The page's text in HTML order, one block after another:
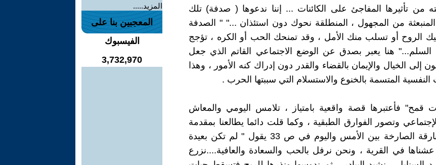
من تأثيرها المفاجئ على الكائنات ... إننا ندعوها ( صدفة) تلك
المنبعثة من المجهول ، المنطلقة نحوك دون استئذان ..." " الصدفة
الروح أو تسلب منك الأمل ، وقد تمنحك الحب أو الكره ، تؤجج
السلم..." هنا يعبر بصدق عن الوضع الاجتماعي القاتم الذي جعل
إلى الخيال والإيمان بالقضاء والقدر دون إدراك كنه الأمور ، وهذا
المتسمة بالخنوع والاستسلام التي سببتها الحرب .
قمح" فأعتبرها قصة واقعية بامتياز ، تلامس اليومي والمعاش
وتصور الفوارق الطبقية ، وكما قلت دائما يطالعنا بمقدمة
حتى يصور المفارقة الصارخة بين الأمس واليوم في ص 33 يقول " لم تكن بعيدة
عشناها في القرية ، ونحن نرفل بالحب والسعادة والعافية....نزرع
المزيد.....
المعجبين بنا على
الفيسبوك
3,732,970